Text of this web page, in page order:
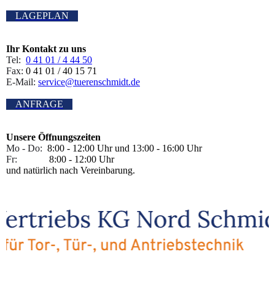
LAGEPLAN
Ihr Kontakt zu uns
Tel: 0 41 01 / 4 44 50
Fax: 0 41 01 / 40 15 71
E-Mail: service@tuerenschmidt.de
ANFRAGE
Unsere Öffnungszeiten
Mo - Do: 8:00 - 12:00 Uhr und 13:00 - 16:00 Uhr
Fr: 8:00 - 12:00 Uhr
und natürlich nach Vereinbarung.